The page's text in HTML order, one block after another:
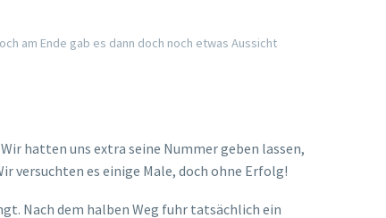
sind, frühstückten wir in Ruhe und nutzten noch
auf in die Stadt nach Puerto Ayora. Wir